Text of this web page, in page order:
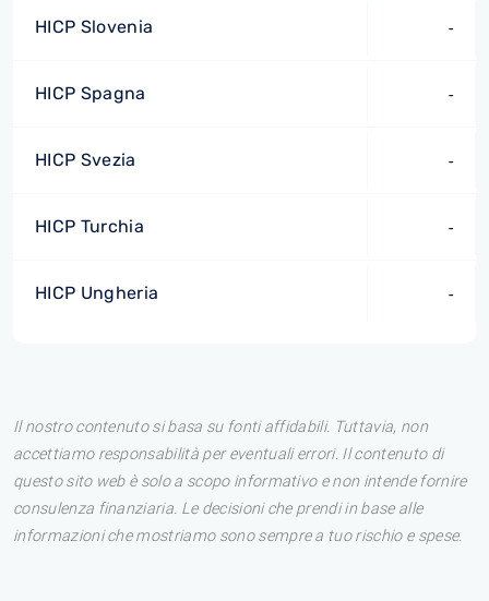
HICP Slovenia -
HICP Spagna -
HICP Svezia -
HICP Turchia -
HICP Ungheria -
Il nostro contenuto si basa su fonti affidabili. Tuttavia, non
accettiamo responsabilità per eventuali errori. Il contenuto di
questo sito web è solo a scopo informativo e non intende fornire
consulenza finanziaria. Le decisioni che prendi in base alle
informazioni che mostriamo sono sempre a tuo rischio e spese.